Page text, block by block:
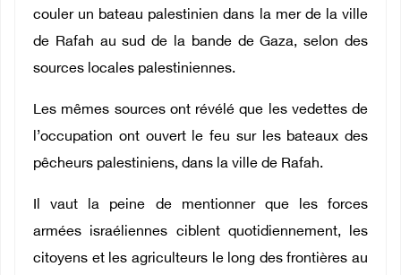
couler un bateau palestinien dans la mer de la ville
de Rafah au sud de la bande de Gaza, selon des
sources locales palestiniennes.
Les mêmes sources ont révélé que les vedettes de
l’occupation ont ouvert le feu sur les bateaux des
pêcheurs palestiniens, dans la ville de Rafah.
Il vaut la peine de mentionner que les forces
armées israéliennes ciblent quotidiennement, les
citoyens et les agriculteurs le long des frontières au